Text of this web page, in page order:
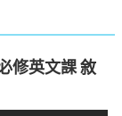
修英文課 敘